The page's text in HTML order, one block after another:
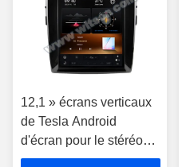
12,1 » écrans verticaux
de Tesla Android
d'écran pour le stéréo
2012-2015 de